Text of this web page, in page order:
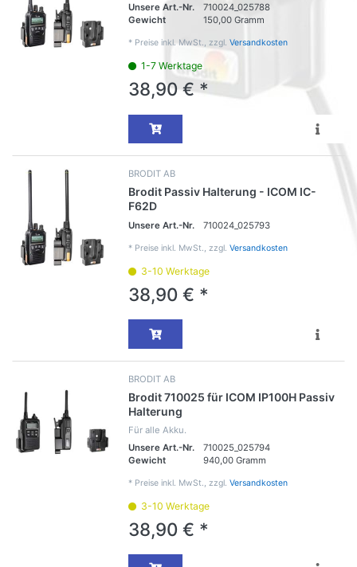
Unsere Art.-Nr.
710024_025788
Gewicht
150,00 Gramm
* Preise inkl. MwSt., zzgl. Versandkosten
1-7 Werktage
38,90 € *
BRODIT AB
Brodit Passiv Halterung - ICOM IC-
F62D
Unsere Art.-Nr. 710024_025793
* Preise inkl. MwSt., zzgl. Versandkosten
3-10 Werktage
38,90 € *
BRODIT AB
Brodit 710025 für ICOM IP100H Passiv
Halterung
Für alle Akku.
Unsere Art.-Nr.
710025_025794
Gewicht
940,00 Gramm
* Preise inkl. MwSt., zzgl. Versandkosten
3-10 Werktage
38,90 € *